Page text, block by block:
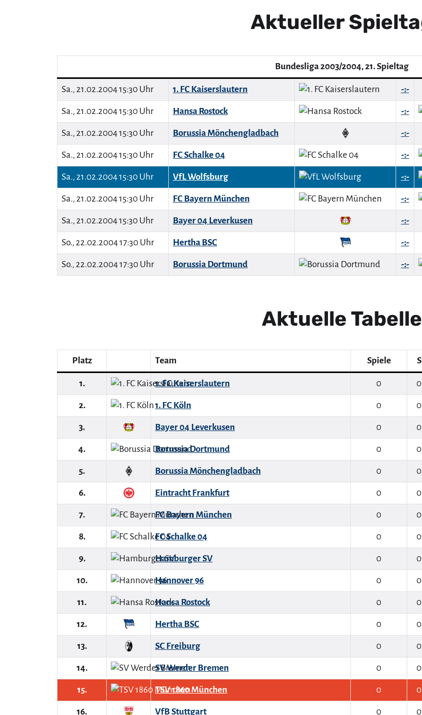
Aktueller
Bundesliga 2003/2004, 21. Spieltag
Sa., 21.02.2004 15:30 Uhr 1. FC Kaiserslautern -:-
Sa., 21.02.2004 15:30 Uhr Hansa Rostock -:-
Sa., 21.02.2004 15:30 Uhr Borussia Mönchengladbach -:-
Sa., 21.02.2004 15:30 Uhr FC Schalke 04 -:-
Sa., 21.02.2004 15:30 Uhr VfL Wolfsburg -:-
Sa., 21.02.2004 15:30 Uhr FC Bayern München -:-
Sa., 21.02.2004 15:30 Uhr Bayer 04 Leverkusen -:-
So., 22.02.2004 17:30 Uhr Hertha BSC -:-
So., 22.02.2004 17:30 Uhr Borussia Dortmund -:-
Aktuelle Tabelle
Platz Team Spiele S
1. 1. FC Kaiserslautern 0 0
2. 1. FC Köln 0 0
3. Bayer 04 Leverkusen 0 0
4. Borussia Dortmund 0 0
5. Borussia Mönchengladbach 0 0
6. Eintracht Frankfurt 0 0
7. FC Bayern München 0 0
8. FC Schalke 04 0 0
9. Hamburger SV 0 0
10. Hannover 96 0 0
11. Hansa Rostock 0 0
12. Hertha BSC 0 0
13. SC Freiburg 0 0
14. SV Werder Bremen 0 0
15. TSV 1860 München 0 0
16. VfB Stuttgart 0 0